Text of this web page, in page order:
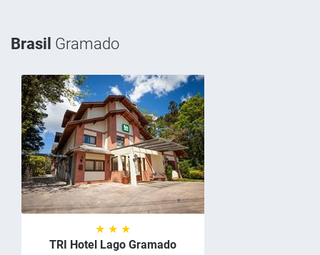
Brasil Gramado
★ ★ ★
TRI Hotel Lago Gramado